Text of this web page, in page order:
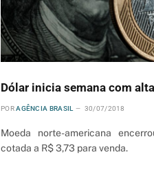
Dólar inicia semana com
POR AGÊNCIA BRASIL 30/07/2018
Moeda norte-americana
cotada a R$ 3,73 para venda.